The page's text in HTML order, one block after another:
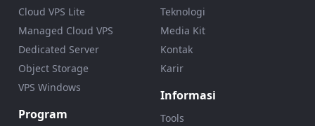
Cloud VPS Lite
Managed Cloud VPS
Dedicated Server
Object Storage
VPS Windows
Program
Teknologi
Media Kit
Kontak
Karir
Informasi
Tools